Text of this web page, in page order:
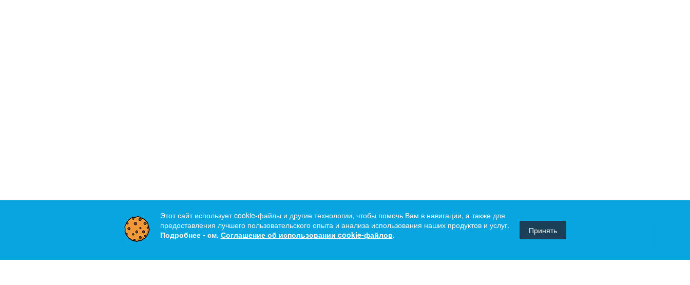
Этот сайт использует cookie-файлы и другие технологии, чтобы помочь Вам в навигации, а также для
предоставления лучшего пользовательского опыта и анализа использования наших продуктов и услуг.
Подробнее - см. Соглашение об использовании cookie-файлов. Принять